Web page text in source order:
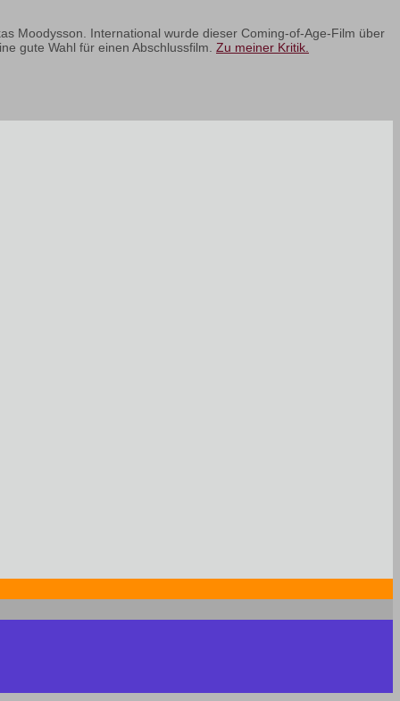
Moodysson. International wurde dieser Coming-of-Age-Film über
gute Wahl für einen Abschlussfilm. Zu meiner Kritik.